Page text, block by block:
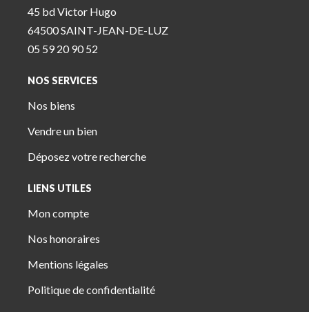
45 bd Victor Hugo
64500 SAINT-JEAN-DE-LUZ
05 59 20 90 52
NOS SERVICES
Nos biens
Vendre un bien
Déposez votre recherche
LIENS UTILES
Mon compte
Nos honoraires
Mentions légales
Politique de confidentialité